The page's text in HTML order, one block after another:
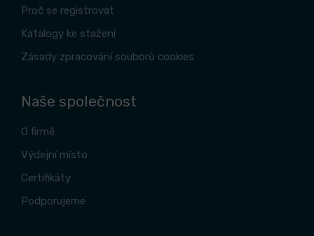
Proč se registrovat
Katalogy ke stažení
Zásady zpracování souborů cookies
Naše společnost
O firmě
Výdejní místo
Certifikáty
Podporujeme